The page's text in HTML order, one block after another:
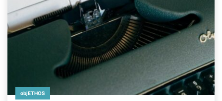
objETHOS